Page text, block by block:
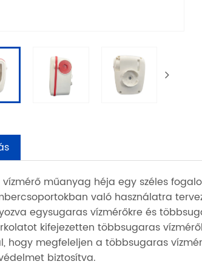
vízmérő műanyag héja egy széles
való használatra
egysugaras vízmérőkre és
kifejezetten többsugaras
hogy megfeleljen a többsugaras
biztosítva.